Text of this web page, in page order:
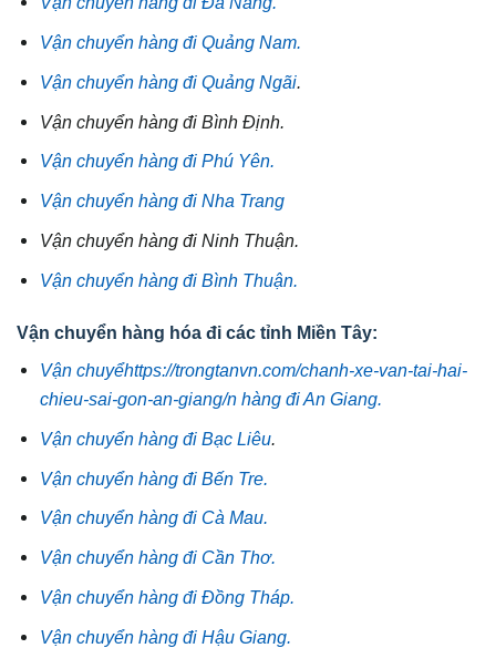
Vận chuyển hàng đi Quảng Nam.
Vận chuyển hàng đi Quảng Ngãi.
Vận chuyển hàng đi Bình Định.
Vận chuyển hàng đi Phú Yên.
Vận chuyển hàng đi Nha Trang
Vận chuyển hàng đi Ninh Thuận.
Vận chuyển hàng đi Bình Thuận.
Vận chuyển hàng hóa đi các tỉnh Miền Tây:
Vận chuyểhttps://trongtanvn.com/chanh-xe-van-tai-hai-
chieu-sai-gon-an-giang/n hàng đi An Giang.
Vận chuyển hàng đi Bạc Liêu.
Vận chuyển hàng đi Bến Tre.
Vận chuyển hàng đi Cà Mau.
Vận chuyển hàng đi Cần Thơ.
Vận chuyển hàng đi Đồng Tháp.
Vận chuyển hàng đi Hậu Giang.